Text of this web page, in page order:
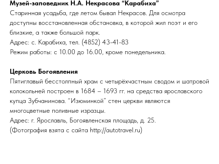
Музей-заповедник Н.А. Некрасова “Карабиха”
Старинная усадьба, где летом бывал Некрасов. Для осмотра
доступны восстановленная обстановка, в которой жил поэт и его
близкие, а также большой парк.
Адрес: с. Карабиха, тел. (4852) 43-41-83
Режим работы: с 10.00 до 16.00, кроме понедельника.
Церковь Богоявления
Пятиглавый бесстолпный храм с четырёхчастным сводом и шатровой
колокольней построен в 1684 – 1693 гг. на средства ярославского
купца Зубчанинова. “Изюминкой” стен церкви являются
многоцветные поливные изразцы.
Адрес: г. Ярославль, Богоявленская площадь, д. 25.
(Фотография взята с сайта http://autotravel.ru)